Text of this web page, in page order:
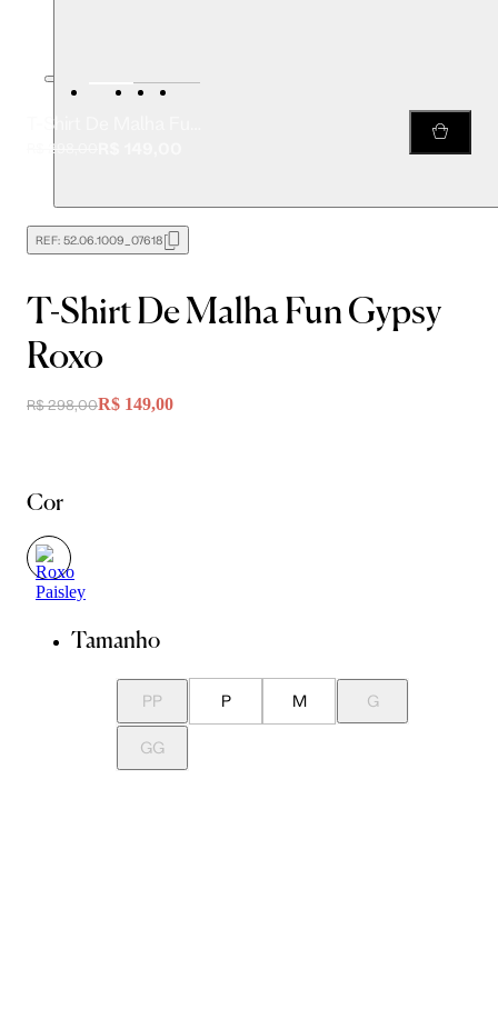
R$ 298,00
REF: 52.06.1009_07618
T-Shirt De Malha Fun Gypsy
Roxo
R$ 298,00R$ 149,00
Cor
Tamanho
PP P M G
GG